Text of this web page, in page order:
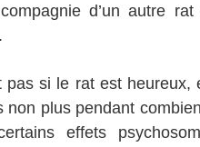
d’un autre
pas si le rat est heureux,
non plus pendant
effets